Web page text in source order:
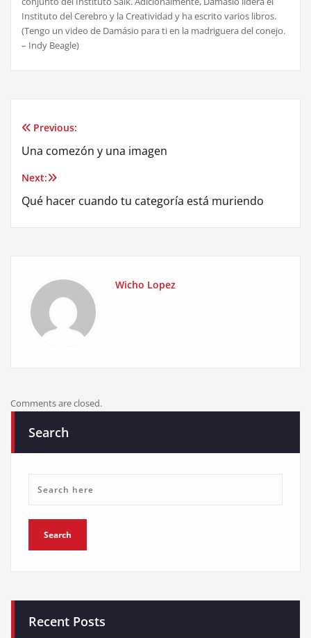
Instituto del Cerebro y la Creatividad y ha escrito varios libros.
(Tengo un video de Damásio para ti en la madriguera del conejo.
– Indy Beagle)
Post
navigation
Previous:
Una comezón y una imagen
Next:
Qué hacer cuando tu categoría está muriendo
Wicho Lopez
Comments are closed.
Search
Recent Posts